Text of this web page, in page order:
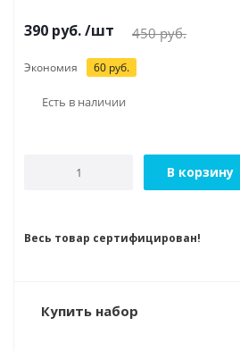
390 руб./шт 450руб.
Экономия 60 руб.
Есть в наличии
В корзину
Весь товар сертифицирован!
Купить набор